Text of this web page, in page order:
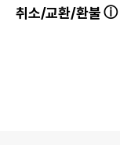
취소/교환/환불